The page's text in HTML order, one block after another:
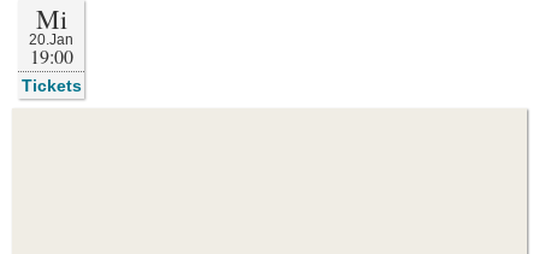
Mi
20.Jan
19:00
Tickets